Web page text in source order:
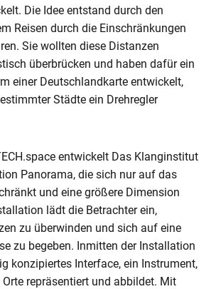
Die Idee entstand durch den
Reisen durch die Einschränkungen
Sie wollten diese Distanzen
überbrücken und haben dafür ein
einer Deutschlandkarte entwickelt,
Städte ein Drehregler
entwickelt Das Klanginstitut
Panorama, die sich nur auf das
und eine größere Dimension
lädt die Betrachter ein,
zu überwinden und sich auf eine
zu begeben. Inmitten der Installation
konzipiertes Interface, ein Instrument,
repräsentiert und abbildet. Mit